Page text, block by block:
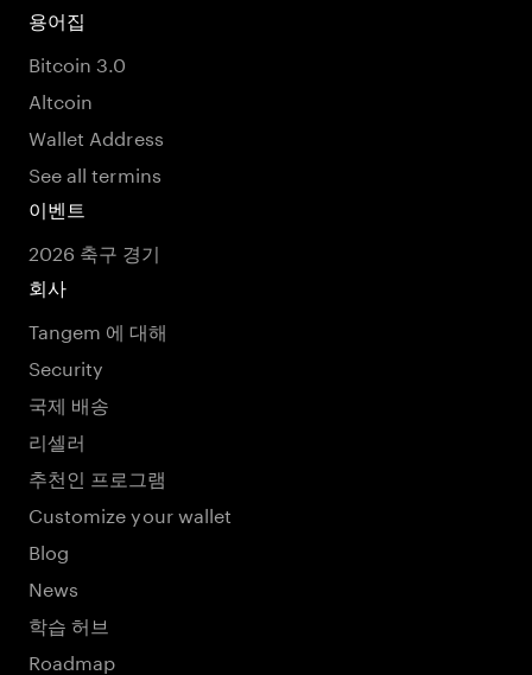
용어집
Bitcoin 3.0
Altcoin
Wallet Address
See all termins
이벤트
2026 축구 경기
회사
Tangem 에 대해
Security
국제 배송
리셀러
추천인 프로그램
Customize your wallet
Blog
News
학습 허브
Roadmap